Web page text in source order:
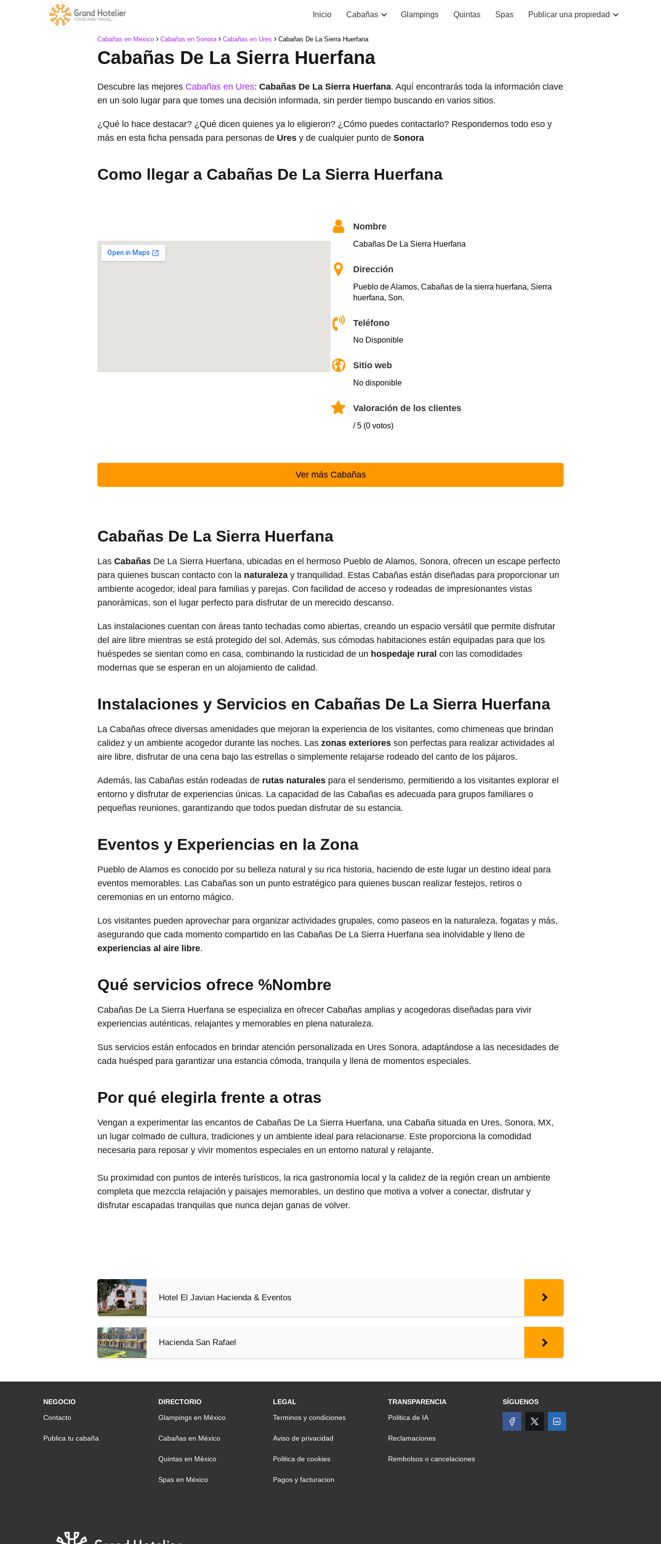
Inicio Cabañas Glampings Quintas Spas Publicar una propiedad
Cabañas en Mexico Cabañas en Sonora Cabañas en Ures Cabañas De La Sierra Huerfana
Cabañas De La Sierra Huerfana
Descubre las mejores Cabañas en Ures: Cabañas De La Sierra Huerfana. Aquí encontrarás toda la información clave
en un solo lugar para que tomes una decisión informada, sin perder tiempo buscando en varios sitios.
¿Qué lo hace destacar? ¿Qué dicen quienes ya lo eligieron? ¿Cómo puedes contactarlo? Respondemos todo eso y
más en esta ficha pensada para personas de Ures y de cualquier punto de Sonora
Como llegar a Cabañas De La Sierra Huerfana
Nombre
Cabañas De La Sierra Huerfana
Dirección
Pueblo de Alamos, Cabañas de la sierra huerfana, Sierra
huerfana, Son.
Teléfono
No Disponible
Sitio web
No disponible
Valoración de los clientes
/ 5 (0 votos)
Ver más Cabañas
Cabañas De La Sierra Huerfana
Las Cabañas De La Sierra Huerfana, ubicadas en el hermoso Pueblo de Alamos, Sonora, ofrecen un escape perfecto
para quienes buscan contacto con la naturaleza y tranquilidad. Estas Cabañas están diseñadas para proporcionar un
ambiente acogedor, ideal para familias y parejas. Con facilidad de acceso y rodeadas de impresionantes vistas
panorámicas, son el lugar perfecto para disfrutar de un merecido descanso.
Las instalaciones cuentan con áreas tanto techadas como abiertas, creando un espacio versátil que permite disfrutar
del aire libre mientras se está protegido del sol. Además, sus cómodas habitaciones están equipadas para que los
huéspedes se sientan como en casa, combinando la rusticidad de un hospedaje rural con las comodidades
modernas que se esperan en un alojamiento de calidad.
Instalaciones y Servicios en Cabañas De La Sierra Huerfana
La Cabañas ofrece diversas amenidades que mejoran la experiencia de los visitantes, como chimeneas que brindan
calidez y un ambiente acogedor durante las noches. Las zonas exteriores son perfectas para realizar actividades al
aire libre, disfrutar de una cena bajo las estrellas o simplemente relajarse rodeado del canto de los pájaros.
Además, las Cabañas están rodeadas de rutas naturales para el senderismo, permitiendo a los visitantes explorar el
entorno y disfrutar de experiencias únicas. La capacidad de las Cabañas es adecuada para grupos familiares o
pequeñas reuniones, garantizando que todos puedan disfrutar de su estancia.
Eventos y Experiencias en la Zona
Pueblo de Alamos es conocido por su belleza natural y su rica historia, haciendo de este lugar un destino ideal para
eventos memorables. Las Cabañas son un punto estratégico para quienes buscan realizar festejos, retiros o
ceremonias en un entorno mágico.
Los visitantes pueden aprovechar para organizar actividades grupales, como paseos en la naturaleza, fogatas y más,
asegurando que cada momento compartido en las Cabañas De La Sierra Huerfana sea inolvidable y lleno de
experiencias al aire libre.
Qué servicios ofrece %Nombre
Cabañas De La Sierra Huerfana se especializa en ofrecer Cabañas amplias y acogedoras diseñadas para vivir
experiencias auténticas, relajantes y memorables en plena naturaleza.
Sus servicios están enfocados en brindar atención personalizada en Ures Sonora, adaptándose a las necesidades de
cada huésped para garantizar una estancia cómoda, tranquila y llena de momentos especiales.
Por qué elegirla frente a otras
Vengan a experimentar las encantos de Cabañas De La Sierra Huerfana, una Cabaña situada en Ures, Sonora, MX,
un lugar colmado de cultura, tradiciones y un ambiente ideal para relacionarse. Este proporciona la comodidad
necesaria para reposar y vivir momentos especiales en un entorno natural y relajante.
Su proximidad con puntos de interés turísticos, la rica gastronomía local y la calidez de la región crean un ambiente
completa que mezccla relajación y paisajes memorables, un destino que motiva a volver a conectar, disfrutar y
disfrutar escapadas tranquilas que nunca dejan ganas de volver.
Hotel El Javian Hacienda & Eventos
Hacienda San Rafael
NEGOCIO
Contacto
Publica tu cabaña
DIRECTORIO
Glampings en México
Cabañas en México
Quintas en México
Spas en México
LEGAL
Terminos y condiciones
Aviso de privacidad
Politica de cookies
Pagos y facturacion
TRANSPARENCIA
Politica de IA
Reclamaciones
Rembolsos o cancelaciones
SÍGUENOS